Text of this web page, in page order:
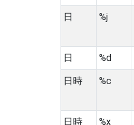
日 %j
日 %d
日時 %c
日時 %x